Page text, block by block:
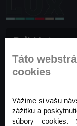
Prihláste
Buďte prvý, kto
noviniek ešte dnes
Táto
cookies
Vážime si vašu
zážitku a
súbory cookies.